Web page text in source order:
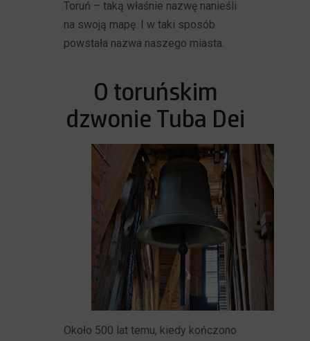
Toruń – taką właśnie nazwę nanieśli
na swoją mapę. I w taki sposób
powstała nazwa naszego miasta.
O toruńskim
dzwonie Tuba Dei
Około 500 lat temu, kiedy kończono